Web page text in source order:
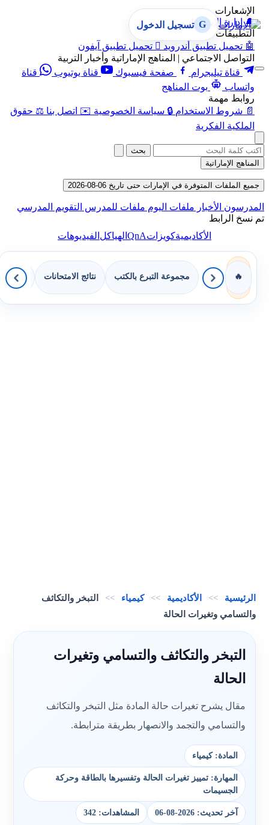
الإشعارات
🔔 إدارة الإشعارات
التطبيقات
🤖 تحميل تطبيق أندرويد  تحميل تطبيق آيفون
التواصل الاجتماعي | المناهج الإماراتية وأخبار التربية
قناة تيليجرام
صفحة فيسبوك قناة يوتيوب
قناة
واتساب
بوت المناهج
روابط مهمة
📄 شروط الاستخدام 🔒 سياسة الخصوصية ✉️ اتصل بنا ⚖️ حقوق
الملكية الفكرية
G تسجيل الدخول
بحث
المناهج الإماراتية
جميع الملفات المتوفرة في الإمارات حتى تاريخ 06-08-2026
المدرسون الأخبار ملفات اليوم ملفات للمدرس التقويم المدرسي
تم نسخ الرابط
الأكاديميةكويزاتQnAالهياكلالفيديوهات
🔥 مجموعة التبرع بالكتب نتائج الامتحانات
الرئيسية >> الأكاديمية >> كيمياء >>
التبخر والتكاثف
والتسامي وتغيرات الحالة
التبخر والتكاثف والتسامي وتغيرات
الحالة
مقال يشرح تغيرات حالة المادة مثل التبخر والتكاثف
والتسامي والتجمد والانصهار بطريقة مترابطة.
المادة: كيمياء
المهارة: تمييز تغيرات الحالة وتفسيرها بالطاقة وحركة
الجسيمات
آخر تحديث: 2026-08-06 المشاهدات: 342